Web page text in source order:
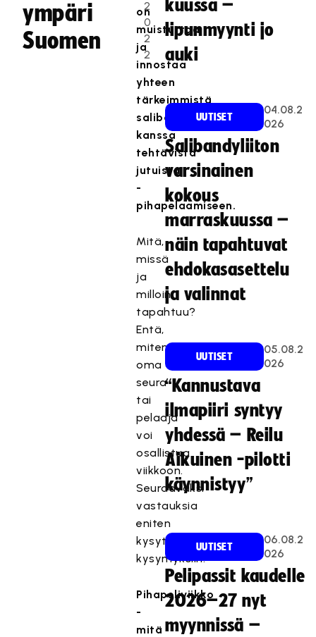
ympäri
Suomen
2
0
2
2
on
muistuttaa
ja
innostaa
yhteen
tärkeimmistä
salibandymailan
kanssa
tehtävistä
jutuista
-
pihapelaamiseen.
Mitä,
missä
ja
milloin
tapahtuu?
Entä,
miten
oma
seura
tai
pelaaja
voi
osallistua
viikkoon.
Seuraavaksi
vastauksia
eniten
kysyttyihin
kysymyksiin.
Pihapeliviikko
-
mitä
kuussa –
lipunmyynti jo
auki
UUTISET
04.08.2
026
Salibandyliiton
varsinainen
kokous
marraskuussa –
näin tapahtuvat
ehdokasasettelu
ja valinnat
UUTISET
05.08.2
026
“Kannustava
ilmapiiri syntyy
yhdessä – Reilu
Aikuinen -pilotti
käynnistyy”
UUTISET
06.08.2
026
Pelipassit kaudelle
2026–27 nyt
myynnissä –